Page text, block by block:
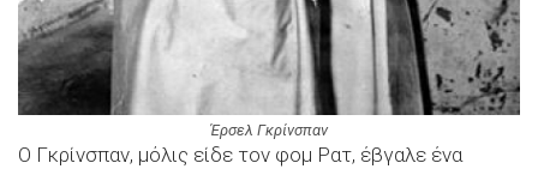
Έρσελ Γκρίνσπαν
Ο Γκρίνσπαν, μόλις είδε τον φομ Ρατ, έβγαλε ένα